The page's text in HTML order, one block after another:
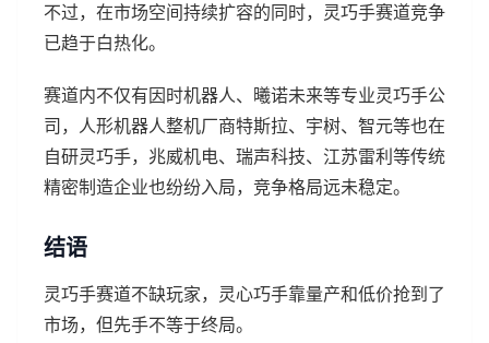
不过，在市场空间持续扩容的同时，灵巧手赛道竞争
已趋于白热化。
赛道内不仅有因时机器人、曦诺未来等专业灵巧手公
司，人形机器人整机厂商特斯拉、宇树、智元等也在
自研灵巧手，兆威机电、瑞声科技、江苏雷利等传统
精密制造企业也纷纷入局，竞争格局远未稳定。
结语
灵巧手赛道不缺玩家，灵心巧手靠量产和低价抢到了
市场，但先手不等于终局。